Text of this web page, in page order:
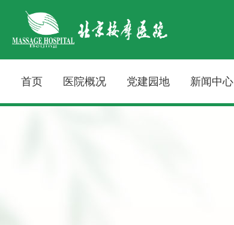
首页 医院概况 党建园地 新闻中心